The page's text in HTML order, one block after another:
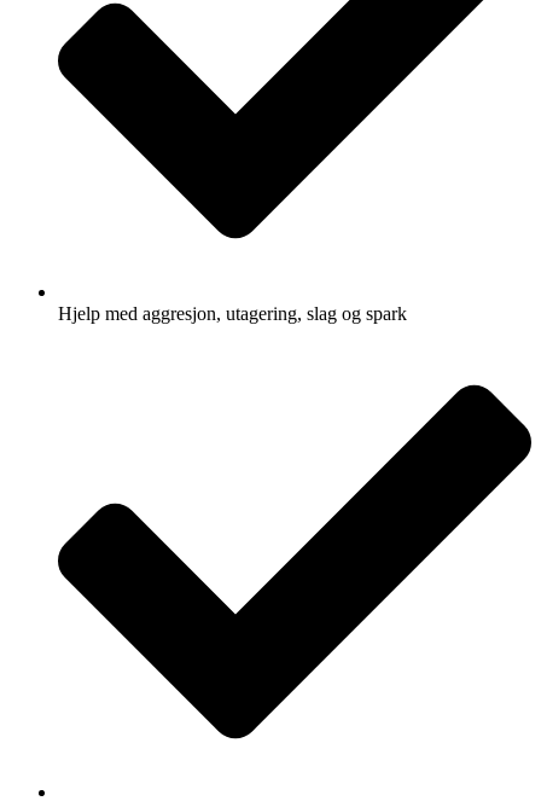
Hjelp med aggresjon, utagering, slag og spark